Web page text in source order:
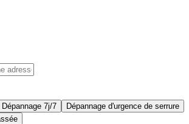
Dépannage 7j/7
Dépannage d'urgence de serrure